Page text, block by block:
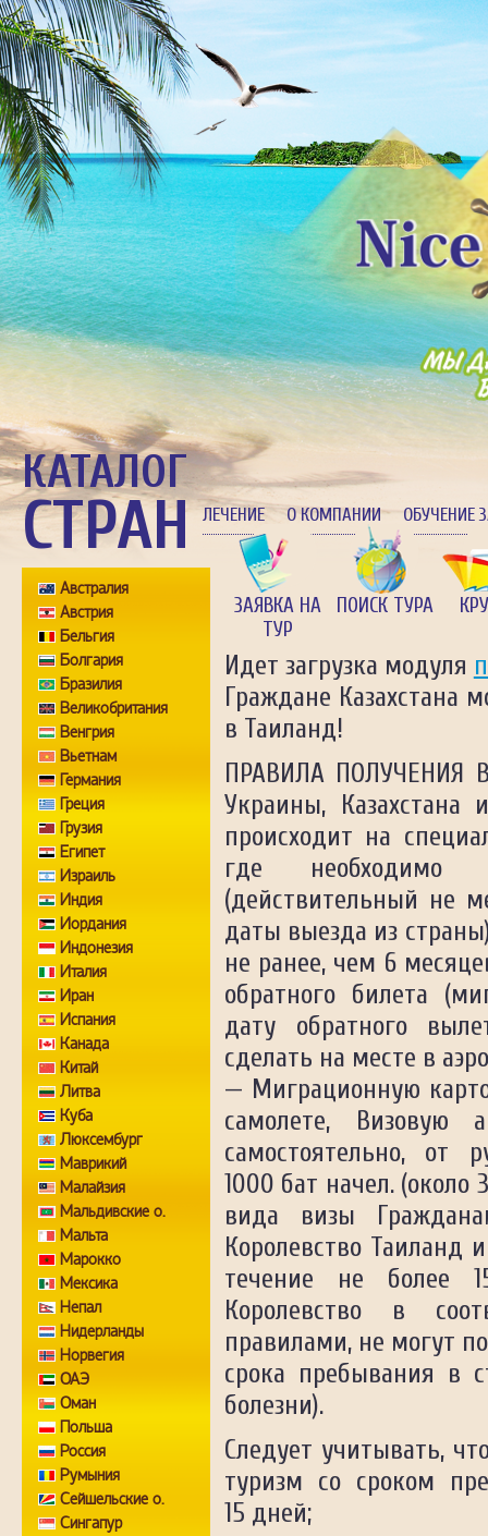
ЛЕЧЕНИЕ О КОМПАНИИ ОБУЧЕНИЕ
КАТАЛОГ
СТРАН
Австралия
Австрия
Бельгия
Болгария
Бразилия
Великобритания
Венгрия
Вьетнам
Германия
Греция
Грузия
Египет
Израиль
Индия
Иордания
Индонезия
Италия
Иран
Испания
Канада
Китай
Литва
Куба
Люксембург
Маврикий
Малайзия
Мальдивские о.
Мальта
Марокко
Мексика
Непал
Нидерланды
Норвегия
ОАЭ
Оман
Польша
Россия
Румыния
Сейшельские о.
Сингапур
ЗАЯВКА НА
ТУР
ПОИСК ТУРА
Идет загрузка модуля
Граждане Казахстана
в Таиланд!
ПРАВИЛА ПОЛУЧЕНИЯ
Украины, Казахстана
происходит на
где необходимо
(действительный не
даты выезда из
не ранее, чем 6
обратного билета
дату обратного
сделать на месте в
— Миграционную
самолете, Визовую
самостоятельно, от
1000 бат начел.
вида визы
Королевство Таиланд
течение не более
Королевство в
правилами, не могут
срока пребывания в
болезни).
Следует учитывать,
туризм со сроком
15 дней;